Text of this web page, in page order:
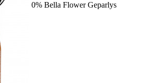
0% Bella Flower Geparlys